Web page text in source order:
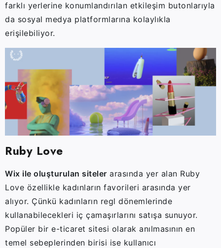
farklı yerlerine konumlandırılan etkileşim butonlarıyla
da sosyal medya platformlarına kolaylıkla
erişilebiliyor.
Ruby Love
Wix ile oluşturulan siteler arasında yer alan Ruby
Love özellikle kadınların favorileri arasında yer
alıyor. Çünkü kadınların regl dönemlerinde
kullanabilecekleri iç çamaşırlarını satışa sunuyor.
Popüler bir e-ticaret sitesi olarak anılmasının en
temel sebeplerinden birisi ise kullanıcı